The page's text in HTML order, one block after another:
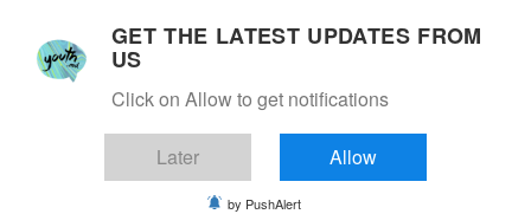
GET THE LATEST UPDATES FROM
US
Click on Allow to get notifications
Later Allow
by PushAlert